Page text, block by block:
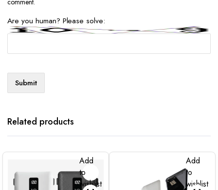
Are you human? Please solve:
Related products
Add
to
wishlist
Add
to
wishlist